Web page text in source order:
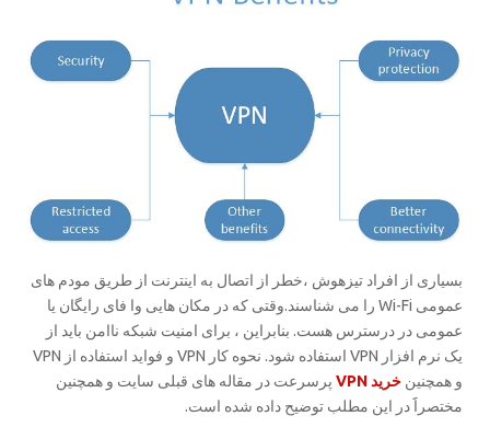
بسیاری از افراد تیزهوش ،خطر از اتصال به اینترنت از طریق مودم های
عمومی Wi-Fi را می شناسند.وقتی که در مکان هایی وا فای رایگان یا
عمومی در درسترس هست. بنابراین ، برای امنیت شبکه ناامن باید از
یک نرم افزار VPN استفاده شود. نحوه کار VPN و فواید استفاده از VPN
و همچنین خرید VPN
پرسرعت در مقاله های قبلی سایت و همچنین
مختصراََ در این مطلب توضیح داده شده است.